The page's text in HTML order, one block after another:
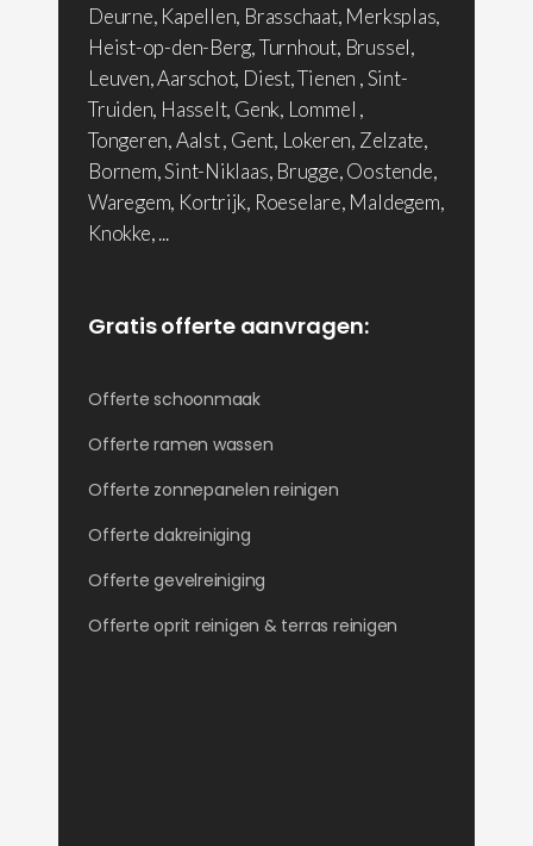
Deurne, Kapellen, Brasschaat, Merksplas,
Heist-op-den-Berg, Turnhout, Brussel,
Leuven, Aarschot, Diest, Tienen , Sint-
Truiden, Hasselt, Genk, Lommel ,
Tongeren, Aalst , Gent, Lokeren, Zelzate,
Bornem, Sint-Niklaas, Brugge, Oostende,
Waregem, Kortrijk, Roeselare, Maldegem,
Knokke, ...
Gratis offerte aanvragen:
Offerte schoonmaak
Offerte ramen wassen
Offerte zonnepanelen reinigen
Offerte dakreiniging
Offerte gevelreiniging
Offerte oprit reinigen & terras reinigen